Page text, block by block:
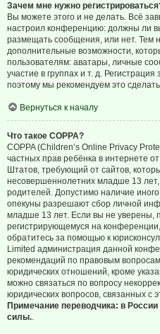
Зачем мне нужно
Вы можете этого и не делать. Всё
настроил конференцию: должны ли
размещать сообщения, или нет. Тем
дополнительные возможности,
пользователям: аватары, личные
участие в группах и т. д.
поэтому мы рекомендуем это
Вернуться к началу
Что такое COPPA?
COPPA (Children’s Online Privacy
частных прав ребёнка в интернете
Штатов, требующий от сайтов,
несовершеннолетних младше 13
родителей. Допустимо наличие
опекуны разрешают сбор личной
младше 13 лет. Если вы не уверены,
регистрирующемуся на
обратитесь за помощью к
Limited администрация данной
рекомендаций по правовым
юридических отношений, кроме
можно связаться по вопросу
юридических вопросов, связанных с
Примечание переводчика: в
силы..